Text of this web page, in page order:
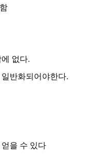
없다.
반화되어야한다.
을 수 있다